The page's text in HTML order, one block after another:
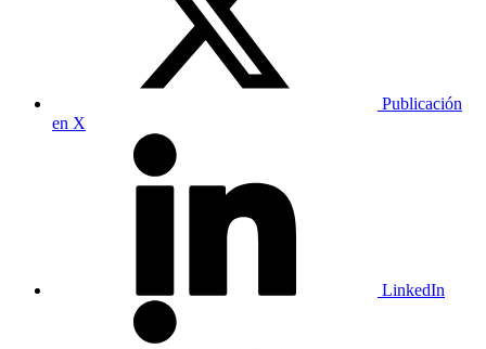
Publicación
en X
LinkedIn